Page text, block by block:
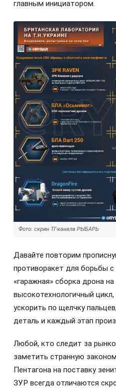
главным инициатором.
Фото: скрин ТГ-канала РЫБАРЬ
Давайте повторим
противоракет для борьбы
«гаражная» сборка дрона
высокотехнологичный
ускорить по щелчку
деталь и каждый этап
Любой, кто следит за
заметить странную
Пентагона на поставку
ЗУР всегда отличаются